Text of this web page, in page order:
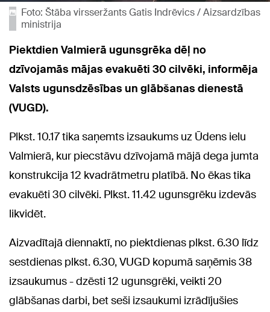
Foto: Štāba virsseržants Gatis Indrēvics / Aizsardzības
ministrija
Piektdien Valmierā ugunsgrēka dēļ no
dzīvojamās mājas evakuēti 30 cilvēki, informēja
Valsts ugunsdzēsības un glābšanas dienestā
(VUGD).
Plkst. 10.17 tika saņemts izsaukums uz Ūdens ielu
Valmierā, kur piecstāvu dzīvojamā mājā dega jumta
konstrukcija 12 kvadrātmetru platībā. No ēkas tika
evakuēti 30 cilvēki. Plkst. 11.42 ugunsgrēku izdevās
likvidēt.
Aizvadītajā diennaktī, no piektdienas plkst. 6.30 līdz
sestdienas plkst. 6.30, VUGD kopumā saņēmis 38
izsaukumus - dzēsti 12 ugunsgrēki, veikti 20
glābšanas darbi, bet seši izsaukumi izrādījušies